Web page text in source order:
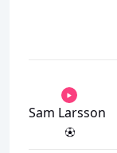
Sam Larsson